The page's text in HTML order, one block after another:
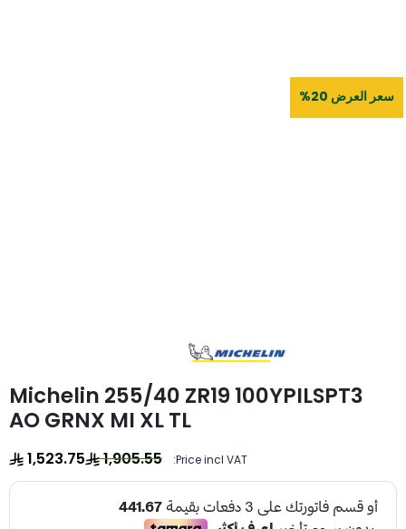
سعر العرض 20%
Michelin 255/40 ZR19 100YPILSPT3
AO GRNX MI XL TL
Price incl VAT:
1,905.55
1,523.75